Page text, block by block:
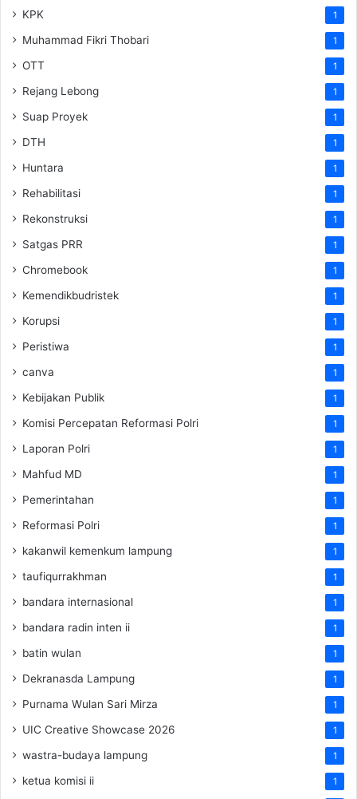
KPK 1
Muhammad Fikri Thobari 1
OTT 1
Rejang Lebong 1
Suap Proyek 1
DTH 1
Huntara 1
Rehabilitasi 1
Rekonstruksi 1
Satgas PRR 1
Chromebook 1
Kemendikbudristek 1
Korupsi 1
Peristiwa 1
canva 1
Kebijakan Publik 1
Komisi Percepatan Reformasi Polri 1
Laporan Polri 1
Mahfud MD 1
Pemerintahan 1
Reformasi Polri 1
kakanwil kemenkum lampung 1
taufiqurrakhman 1
bandara internasional 1
bandara radin inten ii 1
batin wulan 1
Dekranasda Lampung 1
Purnama Wulan Sari Mirza 1
UIC Creative Showcase 2026 1
wastra-budaya lampung 1
ketua komisi ii 1